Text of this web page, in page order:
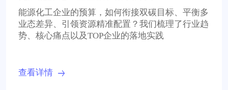
能源化工企业的预算，如何衔接双碳目标、平衡多
业态差异、引领资源精准配置？我们梳理了行业趋
势、核心痛点以及TOP企业的落地实践
查看详情